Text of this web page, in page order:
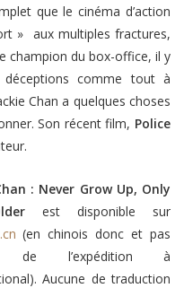
que le cinéma d’action
» aux multiples fractures,
champion du box-office, il y
comme tout à
Chan a quelques choses
Son récent film, Police
: Never Grow Up, Only
est disponible sur
(en chinois donc et pas
de l’expédition à
. Aucune de traduction